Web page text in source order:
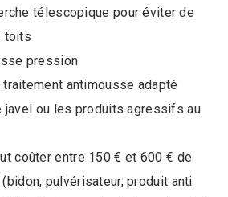
télescopique pour éviter de
toits
pression
antimousse adapté
javel ou les produits agressifs au
coûter entre 150 € et 600 € de
pulvérisateur, produit anti